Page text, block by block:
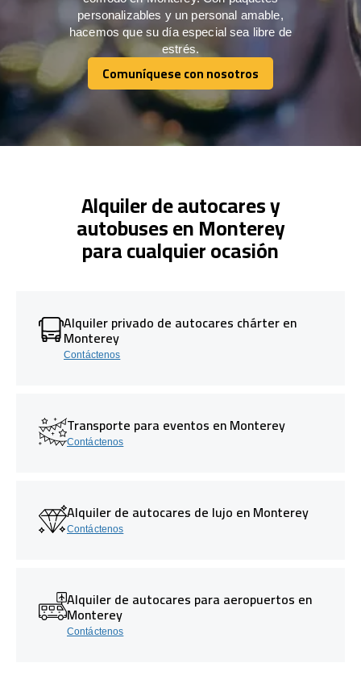
personalizables y un personal amable,
hacemos que su día especial sea libre de
estrés.
Comuníquese con nosotros
Comuníquese con nosotros
Alquiler de autocares y
autobuses en Monterey
para cualquier ocasión
Alquiler privado de autocares chárter en
Monterey
Contáctenos
Transporte para eventos en Monterey
Contáctenos
Alquiler de autocares de lujo en Monterey
Contáctenos
Alquiler de autocares para aeropuertos en
Monterey
Contáctenos